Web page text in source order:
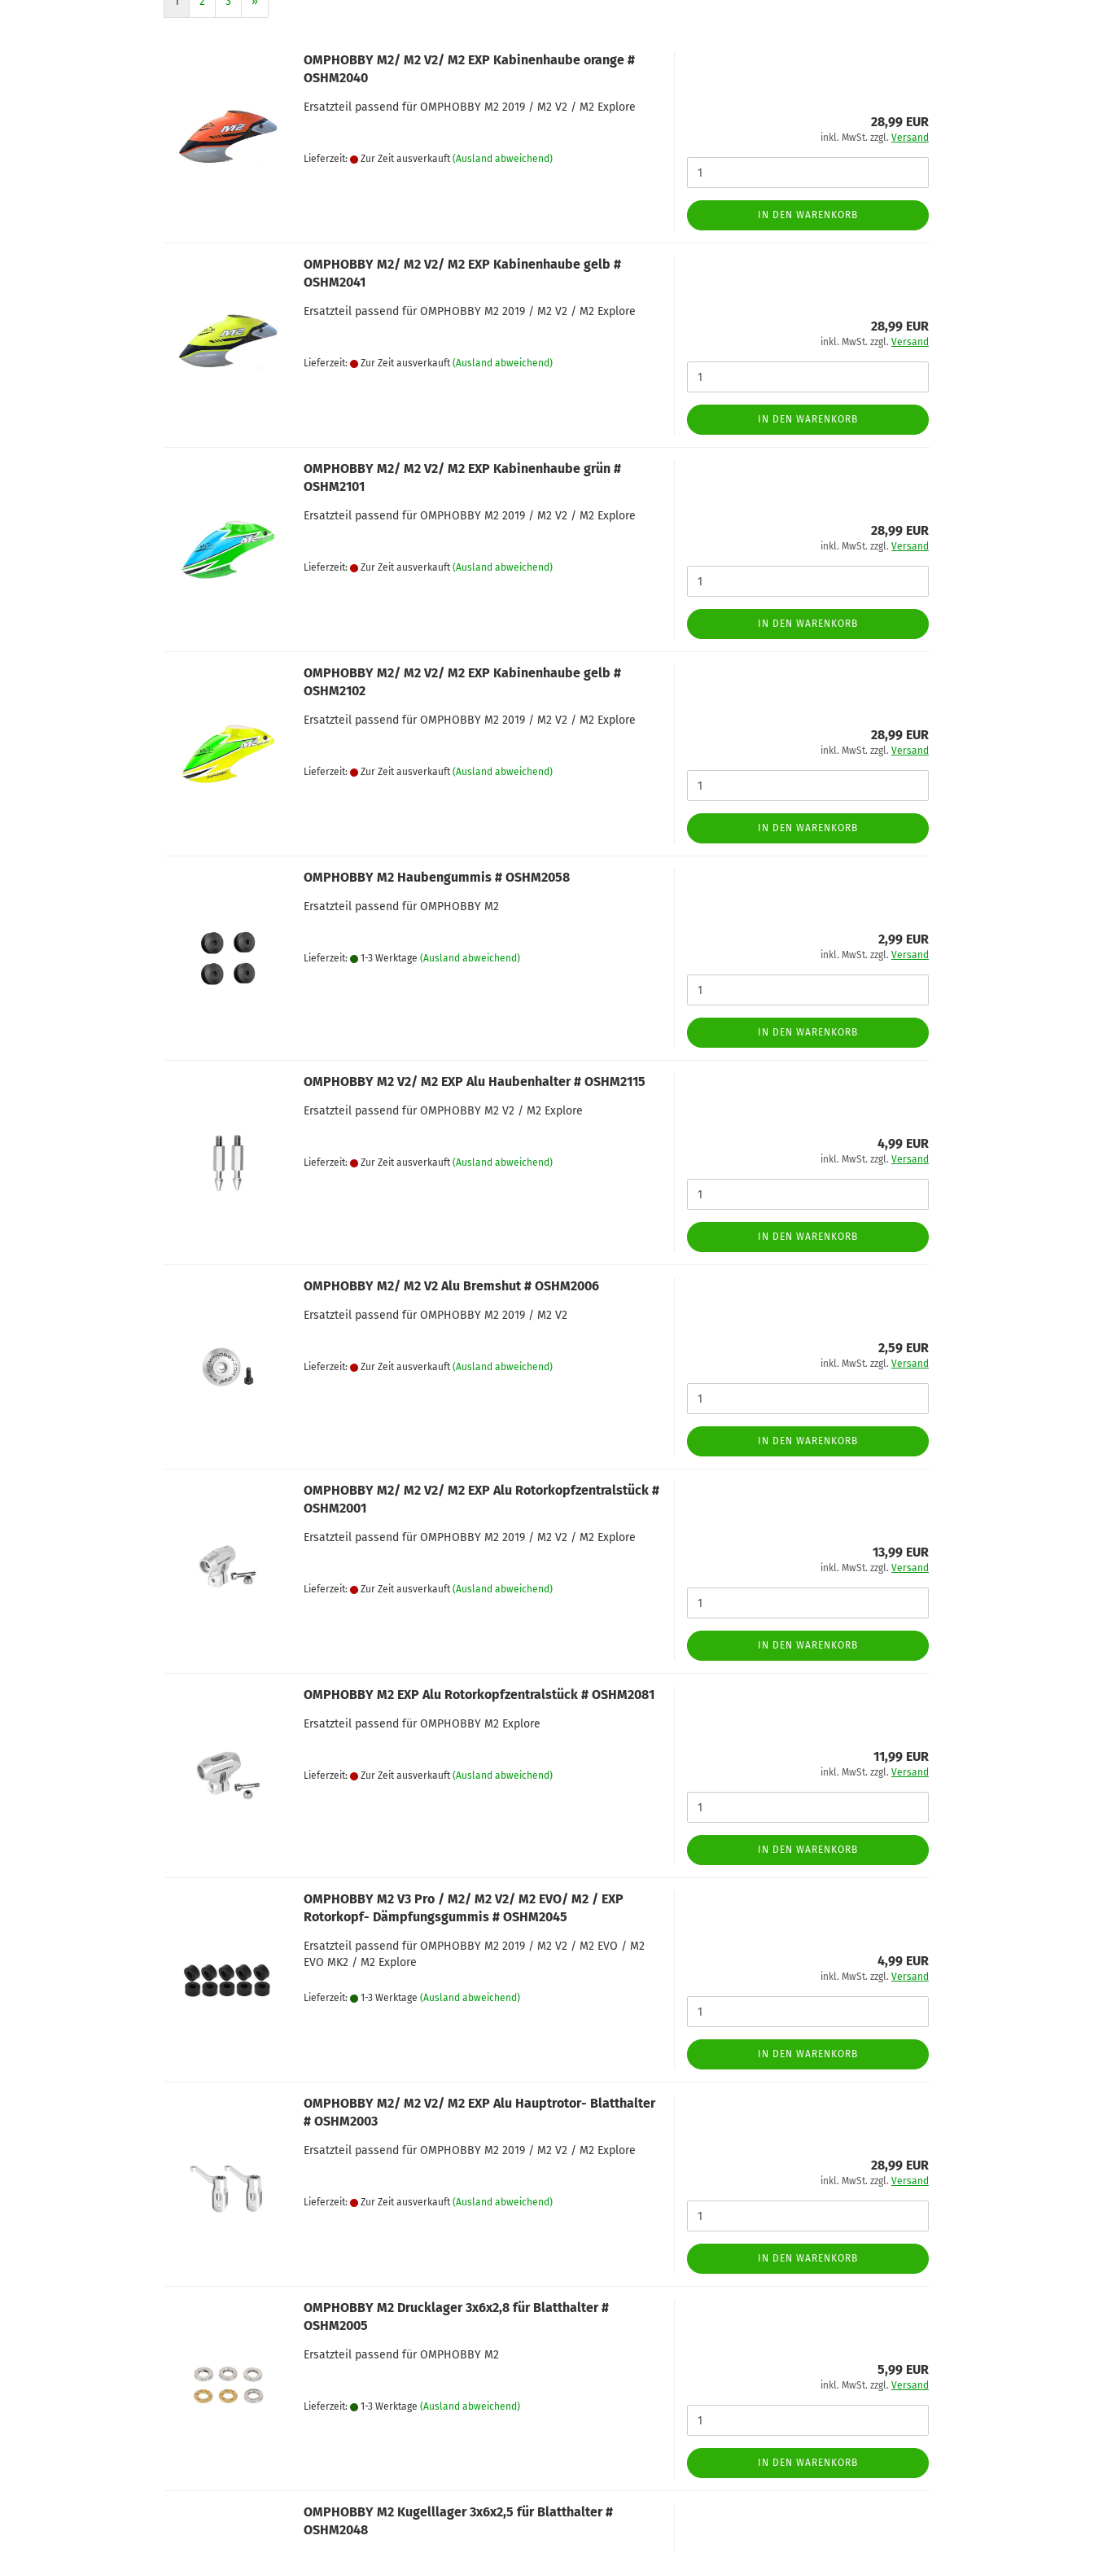
OMPHOBBY M2/ M2 V2/ M2 EXP Kabinenhaube orange #
OSHM2040
Ersatzteil passend für OMPHOBBY M2 2019 / M2 V2 / M2 Explore
Lieferzeit: Zur Zeit ausverkauft (Ausland abweichend)
28,99 EUR
inkl. MwSt. zzgl. Versand
IN DEN WARENKORB
OMPHOBBY M2/ M2 V2/ M2 EXP Kabinenhaube gelb #
OSHM2041
Ersatzteil passend für OMPHOBBY M2 2019 / M2 V2 / M2 Explore
Lieferzeit: Zur Zeit ausverkauft (Ausland abweichend)
28,99 EUR
inkl. MwSt. zzgl. Versand
IN DEN WARENKORB
OMPHOBBY M2/ M2 V2/ M2 EXP Kabinenhaube grün #
OSHM2101
Ersatzteil passend für OMPHOBBY M2 2019 / M2 V2 / M2 Explore
Lieferzeit: Zur Zeit ausverkauft (Ausland abweichend)
28,99 EUR
inkl. MwSt. zzgl. Versand
IN DEN WARENKORB
OMPHOBBY M2/ M2 V2/ M2 EXP Kabinenhaube gelb #
OSHM2102
Ersatzteil passend für OMPHOBBY M2 2019 / M2 V2 / M2 Explore
Lieferzeit: Zur Zeit ausverkauft (Ausland abweichend)
28,99 EUR
inkl. MwSt. zzgl. Versand
IN DEN WARENKORB
OMPHOBBY M2 Haubengummis # OSHM2058
Ersatzteil passend für OMPHOBBY M2
Lieferzeit: 1-3 Werktage (Ausland abweichend)
2,99 EUR
inkl. MwSt. zzgl. Versand
IN DEN WARENKORB
OMPHOBBY M2 V2/ M2 EXP Alu Haubenhalter # OSHM2115
Ersatzteil passend für OMPHOBBY M2 V2 / M2 Explore
Lieferzeit: Zur Zeit ausverkauft (Ausland abweichend)
4,99 EUR
inkl. MwSt. zzgl. Versand
IN DEN WARENKORB
OMPHOBBY M2/ M2 V2 Alu Bremshut # OSHM2006
Ersatzteil passend für OMPHOBBY M2 2019 / M2 V2
Lieferzeit: Zur Zeit ausverkauft (Ausland abweichend)
2,59 EUR
inkl. MwSt. zzgl. Versand
IN DEN WARENKORB
OMPHOBBY M2/ M2 V2/ M2 EXP Alu Rotorkopfzentralstück #
OSHM2001
Ersatzteil passend für OMPHOBBY M2 2019 / M2 V2 / M2 Explore
Lieferzeit: Zur Zeit ausverkauft (Ausland abweichend)
13,99 EUR
inkl. MwSt. zzgl. Versand
IN DEN WARENKORB
OMPHOBBY M2 EXP Alu Rotorkopfzentralstück # OSHM2081
Ersatzteil passend für OMPHOBBY M2 Explore
Lieferzeit: Zur Zeit ausverkauft (Ausland abweichend)
11,99 EUR
inkl. MwSt. zzgl. Versand
IN DEN WARENKORB
OMPHOBBY M2 V3 Pro / M2/ M2 V2/ M2 EVO/ M2 / EXP
Rotorkopf- Dämpfungsgummis # OSHM2045
Ersatzteil passend für OMPHOBBY M2 2019 / M2 V2 / M2 EVO / M2
EVO MK2 / M2 Explore
Lieferzeit: 1-3 Werktage (Ausland abweichend)
4,99 EUR
inkl. MwSt. zzgl. Versand
IN DEN WARENKORB
OMPHOBBY M2/ M2 V2/ M2 EXP Alu Hauptrotor- Blatthalter
# OSHM2003
Ersatzteil passend für OMPHOBBY M2 2019 / M2 V2 / M2 Explore
Lieferzeit: Zur Zeit ausverkauft (Ausland abweichend)
28,99 EUR
inkl. MwSt. zzgl. Versand
IN DEN WARENKORB
OMPHOBBY M2 Drucklager 3x6x2,8 für Blatthalter #
OSHM2005
Ersatzteil passend für OMPHOBBY M2
Lieferzeit: 1-3 Werktage (Ausland abweichend)
5,99 EUR
inkl. MwSt. zzgl. Versand
IN DEN WARENKORB
OMPHOBBY M2 Kugelllager 3x6x2,5 für Blatthalter #
OSHM2048